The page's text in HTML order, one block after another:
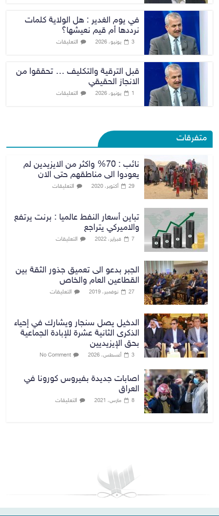
في يوم الغدير : هل الولاية كلمات
نرددها أم قيم نعيشها؟
3 يونيو، 2026 التعليقات
قبل الترقية والتكليف … تحققوا من
الانجاز الحقيقي
1 يونيو، 2026 التعليقات
متفرقات
نائب : 70% واكثر من الايزيدين لم
يعودوا الى مناطقهم حتى الان
29 أكتوبر، 2020 التعليقات
تباين أسعار النفط عالميا : برنت يرتفع
والاميركي يتراجع
7 فبراير، 2022 التعليقات
الجبر بدعو الى تعميق جذور الثقة بين
القطاعين العام والخاص
27 نوفمبر، 2019 التعليقات
الدخيل يصل سنجار ويشارك في إحياء
الذكرى الثانية عشرة للإبادة الجماعية
بحق الإيزيديين
3 أغسطس، 2026 No Comment
اصابات جديدة بفيروس كورونا في
العراق
8 مارس، 2021 التعليقات